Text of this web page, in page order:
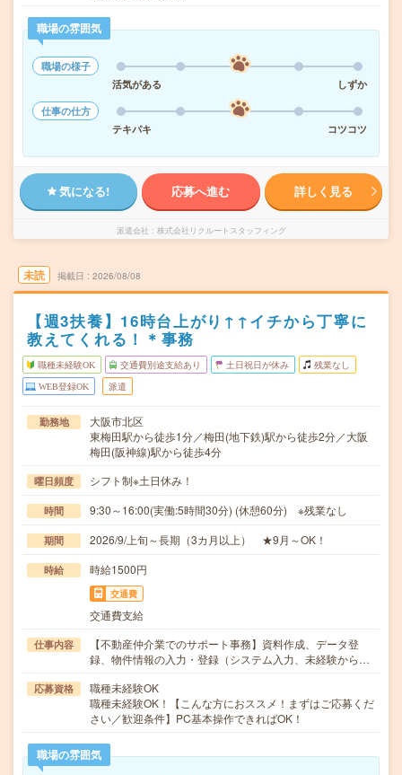
職場の雰囲気
職場の様子
活気がある
しずか
仕事の仕方
テキパキ
コツコツ
気になる! 応募へ進む 詳しく見る
派遣会社 株式会社リクルートスタッフィング
未読 掲載日 2026/08/08
【週3扶養】16時台上がり↑↑イチから丁寧に
教えてくれる！＊事務
職種未経験OK 交通費別途支給あり 土日祝日が休み 残業なし
WEB登録OK 派遣
勤務地
大阪市北区
東梅田駅から徒歩1分／梅田(地下鉄)駅から徒歩2分／大阪
梅田(阪神線)駅から徒歩4分
曜日頻度 シフト制※土日休み！
時間 9:30～16:00(実働:5時間30分) (休憩60分) ※残業なし
期間 2026/9/上旬～長期（3カ月以上） ★9月～OK！
時給 時給1500円
交通費
交通費支給
仕事内容
【不動産仲介業でのサポート事務】資料作成、データ登
録、物件情報の入力・登録（システム入力、未経験から…
応募資格
職種未経験OK
職種未経験OK！【こんな方におススメ！まずはご応募くだ
さい／歓迎条件】PC基本操作できればOK！
職場の雰囲気